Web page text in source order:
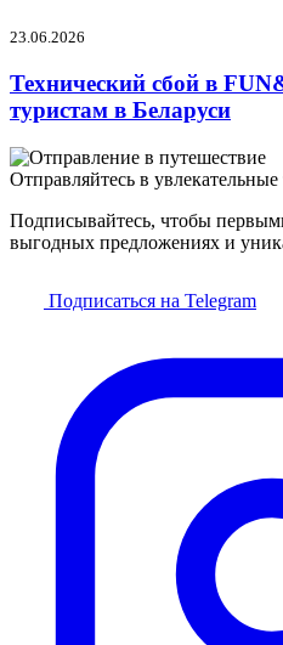
23.06.2026
Технический сбой в
туристам в Беларуси
Отправляйтесь в
Подписывайтесь, чтобы
выгодных предложениях и
Подписаться на Telegram